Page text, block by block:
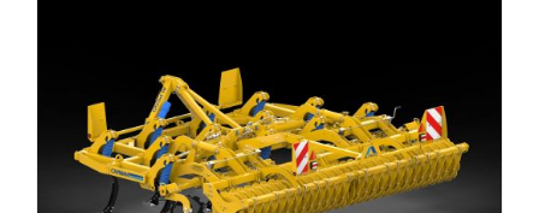
DETAILS